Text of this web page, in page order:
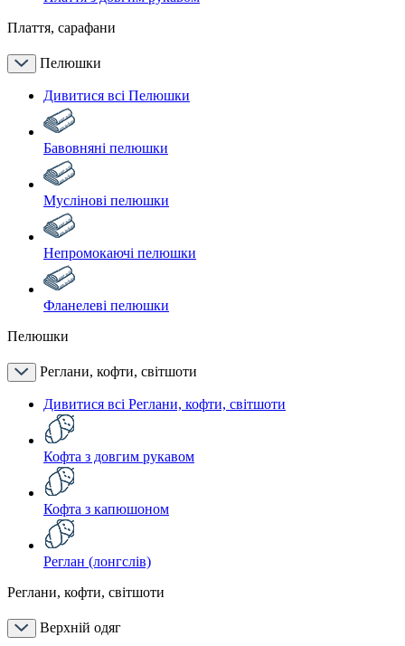
Плаття, сарафани
Пелюшки
Дивитися всі Пелюшки
Бавовняні пелюшки
Муслінові пелюшки
Непромокаючі пелюшки
Фланелеві пелюшки
Пелюшки
Реглани, кофти, світшоти
Дивитися всі Реглани, кофти, світшоти
Кофта з довгим рукавом
Кофта з капюшоном
Реглан (лонгслів)
Реглани, кофти, світшоти
Верхній одяг